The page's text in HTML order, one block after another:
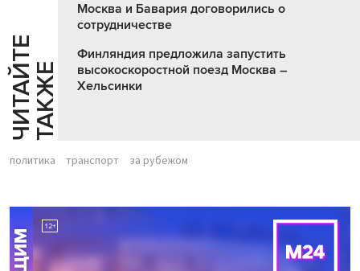
Ч
И
Т
АЙ
Т
Е
Т
А
К
ЖЕ
Москва и Бавария договорились о
сотрудничестве
Финляндия предложила запустить
высокоскоростной поезд Москва –
Хельсинки
политика транспорт за рубежом